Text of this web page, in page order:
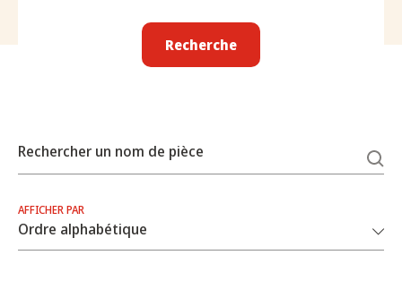
Recherche
Rechercher un nom de pièce
AFFICHER PAR